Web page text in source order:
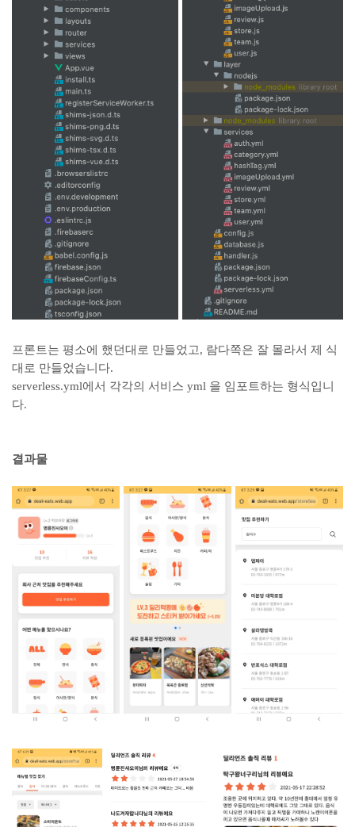
프론트는 평소에 했던대로 만들었고, 람다쪽은 잘 몰라서 제 식
대로 만들었습니다.
serverless.yml에서 각각의 서비스 yml 을 임포트하는 형식입니
다.
결과물